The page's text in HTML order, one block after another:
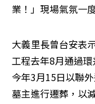
業！」現場氣氛一
大義里長曾台安表
工程去年8月通過
今年3月15日以聯
墓主進行遷葬，以